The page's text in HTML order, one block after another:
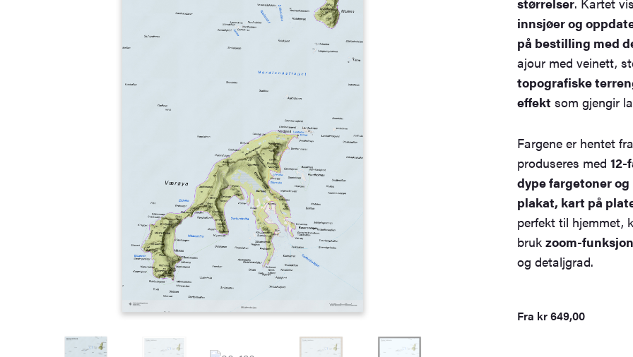
innsjøer og
på bestilling med
ajour med veinett,
topografiske
effektsom gjengir
Fargene er hentet
produseres med
dype fargetoner
plakat, kart på
perfekt til hjemmet,
bruk zoom-
og detaljgrad.
Fra kr649,00